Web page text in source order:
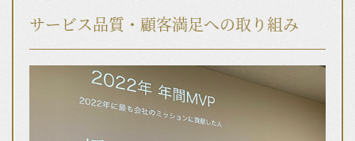
サービス品質・顧客満足への取り組み